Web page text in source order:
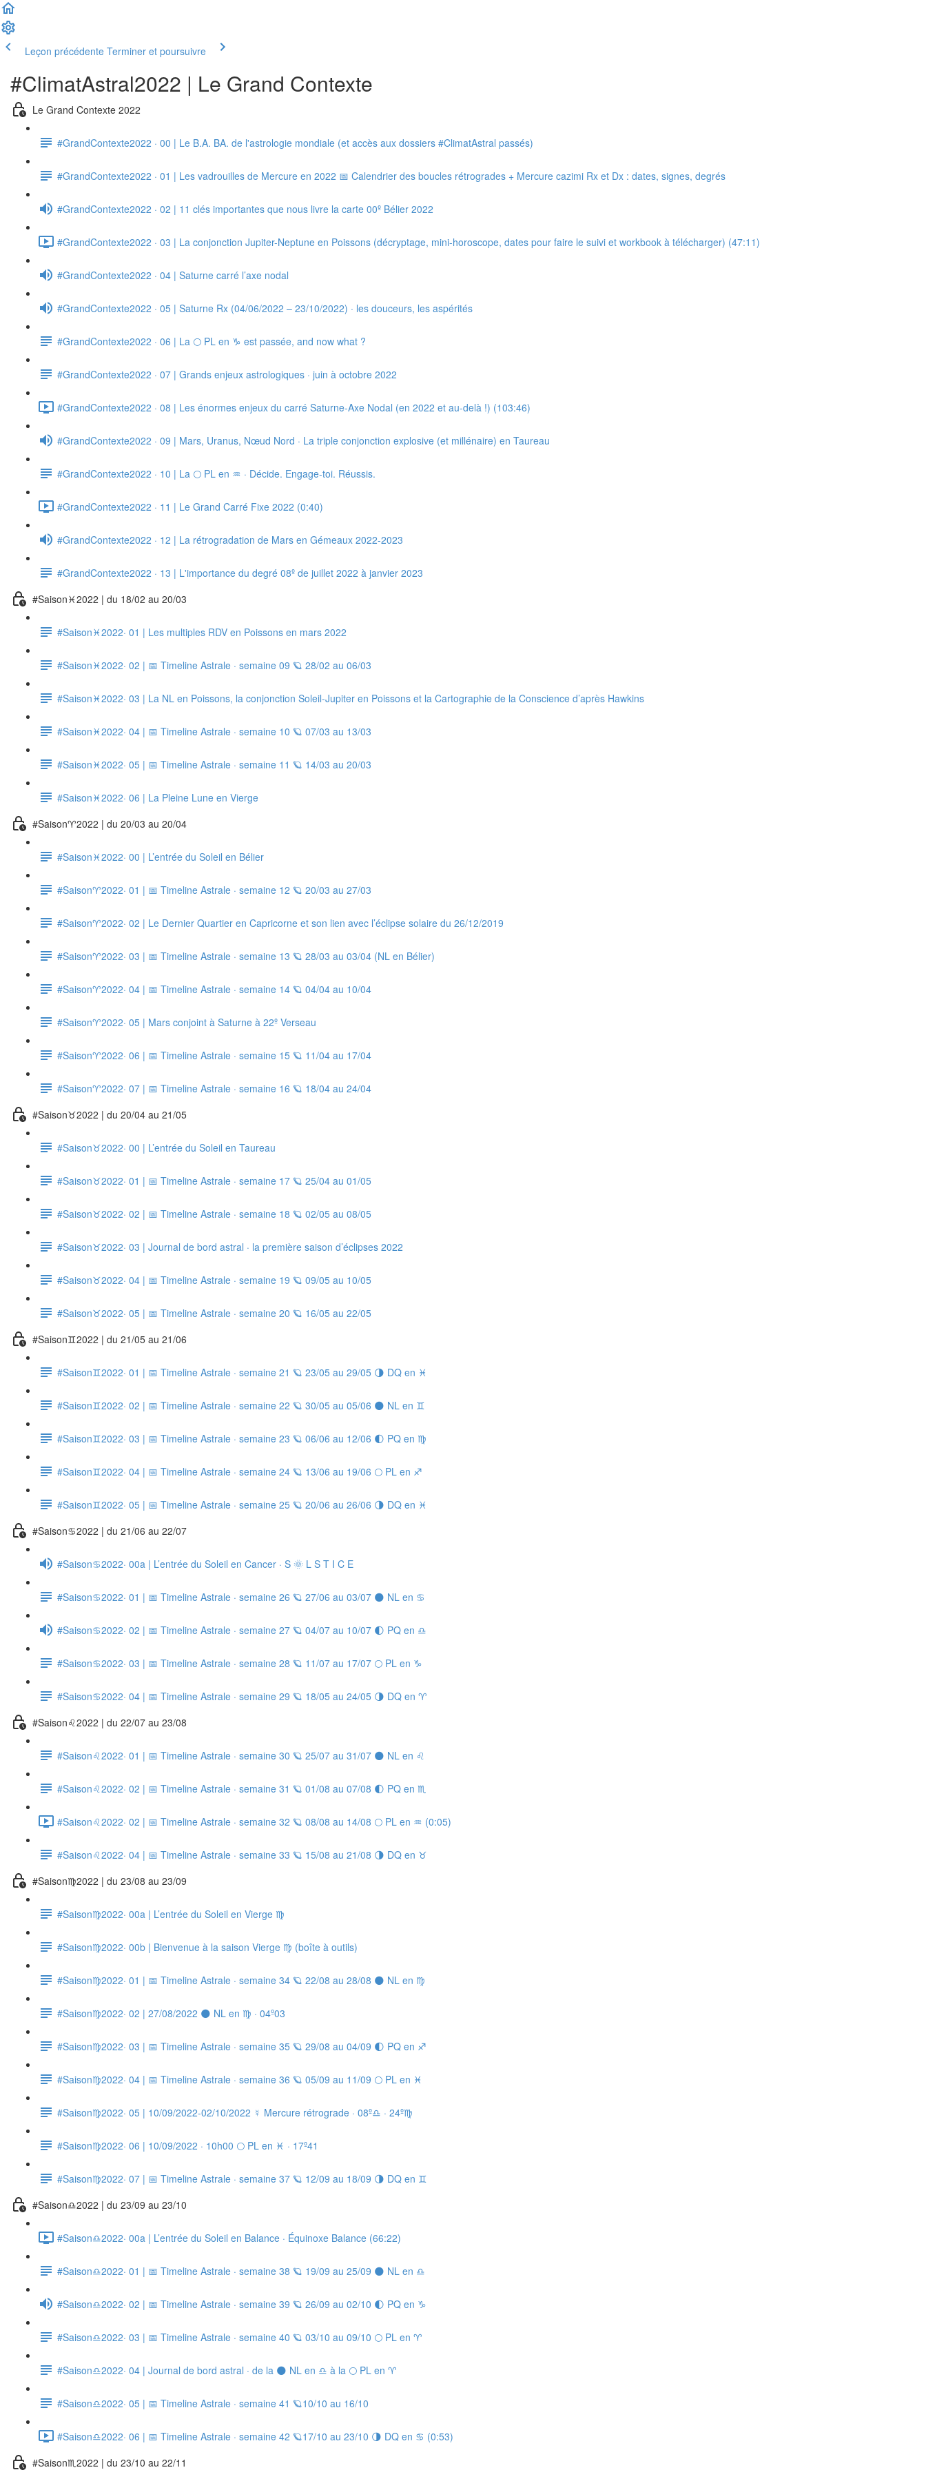
Leçon précédente Terminer et poursuivre
#ClimatAstral2022 | Le Grand Contexte
Le Grand Contexte 2022
#GrandContexte2022 · 00 | Le B.A. BA. de l'astrologie mondiale (et accès aux dossiers #ClimatAstral passés)
#GrandContexte2022 · 01 | Les vadrouilles de Mercure en 2022 📅 Calendrier des boucles rétrogrades + Mercure cazimi Rx et Dx : dates, signes, degrés
#GrandContexte2022 · 02 | 11 clés importantes que nous livre la carte 00º Bélier 2022
#GrandContexte2022 · 03 | La conjonction Jupiter-Neptune en Poissons (décryptage, mini-horoscope, dates pour faire le suivi et workbook à télécharger) (47:11)
#GrandContexte2022 · 04 | Saturne carré l’axe nodal
#GrandContexte2022 · 05 | Saturne Rx (04/06/2022 – 23/10/2022) · les douceurs, les aspérités
#GrandContexte2022 · 06 | La 🌕 PL en ♑ est passée, and now what ?
#GrandContexte2022 · 07 | Grands enjeux astrologiques · juin à octobre 2022
#GrandContexte2022 · 08 | Les énormes enjeux du carré Saturne-Axe Nodal (en 2022 et au-delà !) (103:46)
#GrandContexte2022 · 09 | Mars, Uranus, Nœud Nord · La triple conjonction explosive (et millénaire) en Taureau
#GrandContexte2022 · 10 | La 🌕 PL en ♒ · Décide. Engage-toi. Réussis.
#GrandContexte2022 · 11 | Le Grand Carré Fixe 2022 (0:40)
#GrandContexte2022 · 12 | La rétrogradation de Mars en Gémeaux 2022-2023
#GrandContexte2022 · 13 | L'importance du degré 08º de juillet 2022 à janvier 2023
#Saison♓2022 | du 18/02 au 20/03
#Saison♓2022· 01 | Les multiples RDV en Poissons en mars 2022
#Saison♓2022· 02 | 📅 Timeline Astrale · semaine 09 🪐 28/02 au 06/03
#Saison♓2022· 03 | La NL en Poissons, la conjonction Soleil-Jupiter en Poissons et la Cartographie de la Conscience d’après Hawkins
#Saison♓2022· 04 | 📅 Timeline Astrale · semaine 10 🪐 07/03 au 13/03
#Saison♓2022· 05 | 📅 Timeline Astrale · semaine 11 🪐 14/03 au 20/03
#Saison♓2022· 06 | La Pleine Lune en Vierge
#Saison♈2022 | du 20/03 au 20/04
#Saison♓2022· 00 | L’entrée du Soleil en Bélier
#Saison♈2022· 01 | 📅 Timeline Astrale · semaine 12 🪐 20/03 au 27/03
#Saison♈2022· 02 | Le Dernier Quartier en Capricorne et son lien avec l’éclipse solaire du 26/12/2019
#Saison♈2022· 03 | 📅 Timeline Astrale · semaine 13 🪐 28/03 au 03/04 (NL en Bélier)
#Saison♈2022· 04 | 📅 Timeline Astrale · semaine 14 🪐 04/04 au 10/04
#Saison♈2022· 05 | Mars conjoint à Saturne à 22º Verseau
#Saison♈2022· 06 | 📅 Timeline Astrale · semaine 15 🪐 11/04 au 17/04
#Saison♈2022· 07 | 📅 Timeline Astrale · semaine 16 🪐 18/04 au 24/04
#Saison♉2022 | du 20/04 au 21/05
#Saison♉2022· 00 | L’entrée du Soleil en Taureau
#Saison♉2022· 01 | 📅 Timeline Astrale · semaine 17 🪐 25/04 au 01/05
#Saison♉2022· 02 | 📅 Timeline Astrale · semaine 18 🪐 02/05 au 08/05
#Saison♉2022· 03 | Journal de bord astral · la première saison d’éclipses 2022
#Saison♉2022· 04 | 📅 Timeline Astrale · semaine 19 🪐 09/05 au 10/05
#Saison♉2022· 05 | 📅 Timeline Astrale · semaine 20 🪐 16/05 au 22/05
#Saison♊2022 | du 21/05 au 21/06
#Saison♊2022· 01 | 📅 Timeline Astrale · semaine 21 🪐 23/05 au 29/05 🌗 DQ en ♓
#Saison♊2022· 02 | 📅 Timeline Astrale · semaine 22 🪐 30/05 au 05/06 🌑 NL en ♊
#Saison♊2022· 03 | 📅 Timeline Astrale · semaine 23 🪐 06/06 au 12/06 🌓 PQ en ♍
#Saison♊2022· 04 | 📅 Timeline Astrale · semaine 24 🪐 13/06 au 19/06 🌕 PL en ♐
#Saison♊2022· 05 | 📅 Timeline Astrale · semaine 25 🪐 20/06 au 26/06 🌗 DQ en ♓
#Saison♋2022 | du 21/06 au 22/07
#Saison♋2022· 00a | L’entrée du Soleil en Cancer · S 🌞 L S T I C E
#Saison♋2022· 01 | 📅 Timeline Astrale · semaine 26 🪐 27/06 au 03/07 🌑 NL en ♋
#Saison♋2022· 02 | 📅 Timeline Astrale · semaine 27 🪐 04/07 au 10/07 🌓 PQ en ♎
#Saison♋2022· 03 | 📅 Timeline Astrale · semaine 28 🪐 11/07 au 17/07 🌕 PL en ♑
#Saison♋2022· 04 | 📅 Timeline Astrale · semaine 29 🪐 18/05 au 24/05 🌗 DQ en ♈
#Saison♌2022 | du 22/07 au 23/08
#Saison♌2022· 01 | 📅 Timeline Astrale · semaine 30 🪐 25/07 au 31/07 🌑 NL en ♌
#Saison♌2022· 02 | 📅 Timeline Astrale · semaine 31 🪐 01/08 au 07/08 🌓 PQ en ♏
#Saison♌2022· 02 | 📅 Timeline Astrale · semaine 32 🪐 08/08 au 14/08 🌕 PL en ♒ (0:05)
#Saison♌2022· 04 | 📅 Timeline Astrale · semaine 33 🪐 15/08 au 21/08 🌗 DQ en ♉
#Saison♍2022 | du 23/08 au 23/09
#Saison♍2022· 00a | L’entrée du Soleil en Vierge ♍
#Saison♍2022· 00b | Bienvenue à la saison Vierge ♍ (boîte à outils)
#Saison♍2022· 01 | 📅 Timeline Astrale · semaine 34 🪐 22/08 au 28/08 🌑 NL en ♍
#Saison♍2022· 02 | 27/08/2022 🌑 NL en ♍ · 04º03
#Saison♍2022· 03 | 📅 Timeline Astrale · semaine 35 🪐 29/08 au 04/09 🌓 PQ en ♐
#Saison♍2022· 04 | 📅 Timeline Astrale · semaine 36 🪐 05/09 au 11/09 🌕 PL en ♓
#Saison♍2022· 05 | 10/09/2022-02/10/2022 ☿ Mercure rétrograde · 08º♎ · 24º♍
#Saison♍2022· 06 | 10/09/2022 · 10h00 🌕 PL en ♓ · 17º41
#Saison♍2022· 07 | 📅 Timeline Astrale · semaine 37 🪐 12/09 au 18/09 🌗 DQ en ♊
#Saison♎2022 | du 23/09 au 23/10
#Saison♎2022· 00a | L’entrée du Soleil en Balance · Équinoxe Balance (66:22)
#Saison♎2022· 01 | 📅 Timeline Astrale · semaine 38 🪐 19/09 au 25/09 🌑 NL en ♎
#Saison♎2022· 02 | 📅 Timeline Astrale · semaine 39 🪐 26/09 au 02/10 🌓 PQ en ♑
#Saison♎2022· 03 | 📅 Timeline Astrale · semaine 40 🪐 03/10 au 09/10 🌕 PL en ♈
#Saison♎2022· 04 | Journal de bord astral · de la 🌑 NL en ♎ à la 🌕 PL en ♈
#Saison♎2022· 05 | 📅 Timeline Astrale · semaine 41 🪐10/10 au 16/10
#Saison♎2022· 06 | 📅 Timeline Astrale · semaine 42 🪐17/10 au 23/10 🌗 DQ en ♋ (0:53)
#Saison♏2022 | du 23/10 au 22/11